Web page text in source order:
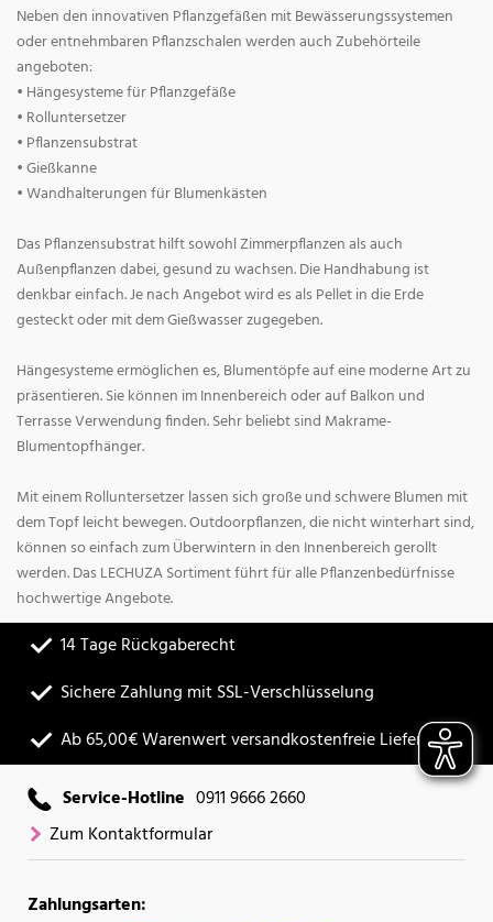
Neben den innovativen Pflanzgefäßen mit Bewässerungssystemen
oder entnehmbaren Pflanzschalen werden auch Zubehörteile
angeboten:
• Hängesysteme für Pflanzgefäße
• Rolluntersetzer
• Pflanzensubstrat
• Gießkanne
• Wandhalterungen für Blumenkästen
Das Pflanzensubstrat hilft sowohl Zimmerpflanzen als auch
Außenpflanzen dabei, gesund zu wachsen. Die Handhabung ist
denkbar einfach. Je nach Angebot wird es als Pellet in die Erde
gesteckt oder mit dem Gießwasser zugegeben.
Hängesysteme ermöglichen es, Blumentöpfe auf eine moderne Art zu
präsentieren. Sie können im Innenbereich oder auf Balkon und
Terrasse Verwendung finden. Sehr beliebt sind Makrame-
Blumentopfhänger.
Mit einem Rolluntersetzer lassen sich große und schwere Blumen mit
dem Topf leicht bewegen. Outdoorpflanzen, die nicht winterhart sind,
können so einfach zum Überwintern in den Innenbereich gerollt
werden. Das LECHUZA Sortiment führt für alle Pflanzenbedürfnisse
hochwertige Angebote.
14 Tage Rückgaberecht
Sichere Zahlung mit SSL-Verschlüsselung
Ab 65,00€ Warenwert versandkostenfreie Lieferung
Service-Hotline 0911 9666 2660
Zum Kontaktformular
Zahlungsarten: